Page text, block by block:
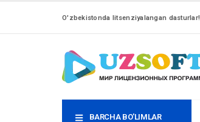
O'zbekistonda litsenziyalangan dasturlar!
BARCHA BO'LIMLAR